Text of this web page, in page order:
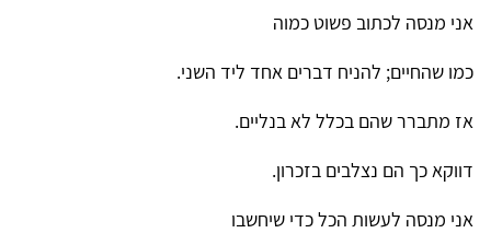
אני מנסה לכתוב פשוט כמוה
כמו שהחיים; להניח דברים אחד ליד השני.
אז מתברר שהם בכלל לא בנליים.
דווקא כך הם נצלבים בזכרון.
אני מנסה לעשות הכל כדי שיחשבו